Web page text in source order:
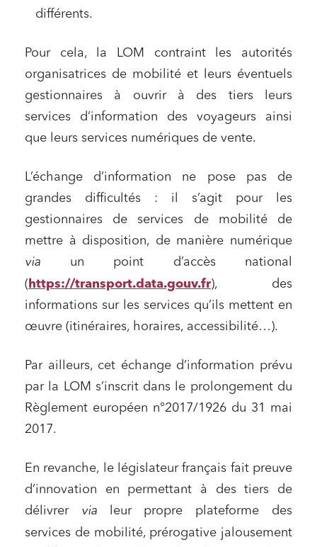
différents.
Pour cela, la LOM contraint les autorités
organisatrices de mobilité et leurs éventuels
gestionnaires à ouvrir à des tiers leurs
services d’information des voyageurs ainsi
que leurs services numériques de vente.
L’échange d’information ne pose pas de
grandes difficultés : il s’agit pour les
gestionnaires de services de mobilité de
mettre à disposition, de manière numérique
via
un point d’accès national
( https://transport.data.gouv.fr), des
informations sur les services qu’ils mettent en
œuvre (itinéraires, horaires, accessibilité…).
Par ailleurs, cet échange d’information prévu
par la LOM s’inscrit dans le prolongement du
Règlement européen n°2017/1926 du 31 mai
2017.
En revanche, le législateur français fait preuve
d’innovation en permettant à des tiers de
délivrer via
leur propre plateforme des
services de mobilité, prérogative jalousement